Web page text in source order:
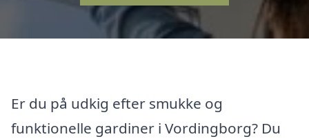
Er du på udkig efter smukke og
funktionelle gardiner i Vordingborg? Du